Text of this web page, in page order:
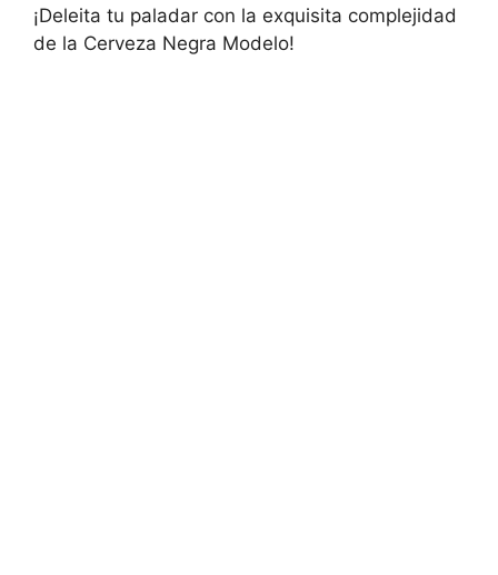
¡Deleita tu paladar con la exquisita complejidad
de la Cerveza Negra Modelo!